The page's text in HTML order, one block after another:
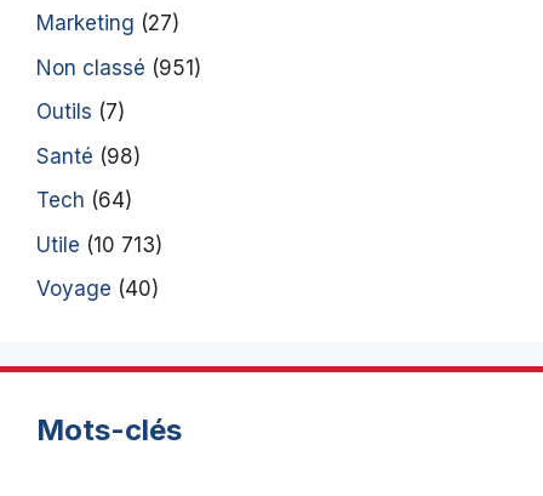
Marketing (27)
Non classé (951)
Outils (7)
Santé (98)
Tech (64)
Utile (10 713)
Voyage (40)
Mots-clés